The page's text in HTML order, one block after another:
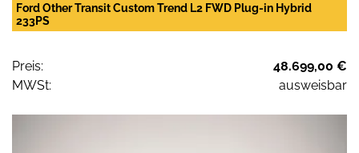
Ford Other Transit Custom Trend L2 FWD Plug-in Hybrid
233PS
Preis:
48.699,00 €
MWSt:
ausweisbar